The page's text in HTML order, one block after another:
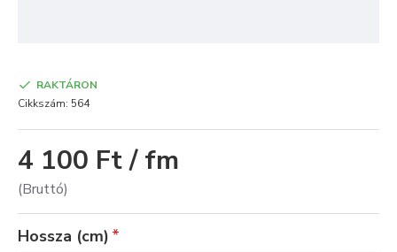
4 100 Ft / fm
(Bruttó)
RAKTÁRON
Cikkszám: 564
Hossza (cm)